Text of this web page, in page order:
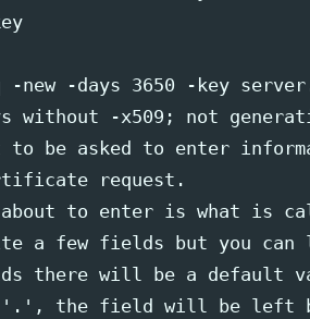
-new -days 3650 -key
without -x509; not
to be asked to enter
request.
about to enter is what is
a few fields but you can
there will be a default
'.', the field will be left